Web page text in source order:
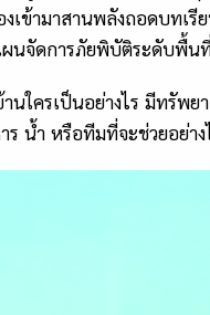
เข้ามาสานพลังถอดบทเ
นจัดการภัยพิบัติระดับพื้น
ใครเป็นอย่างไร มีทรัพ
น้ำ หรือทีมที่จะช่วยอย่า